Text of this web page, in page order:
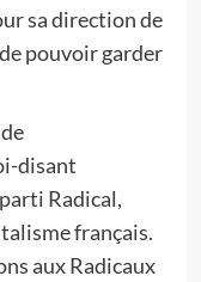
sa direction de
pouvoir garder
disant
Radical,
français.
aux Radicaux